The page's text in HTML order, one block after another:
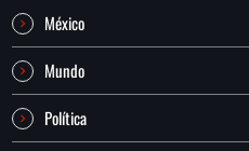
México
Mundo
Política